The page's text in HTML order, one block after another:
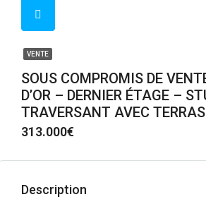
VENTE
SOUS COMPROMIS DE
D’OR – DERNIER ÉTAGE –
TRAVERSANT AVEC
313.000€
Description